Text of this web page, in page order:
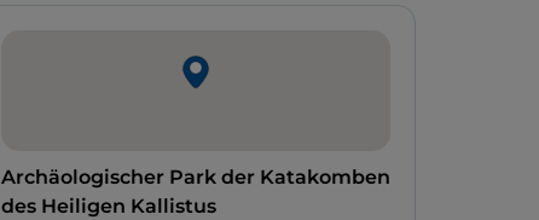
Archäologischer Park der Katakomben
des Heiligen Kallistus